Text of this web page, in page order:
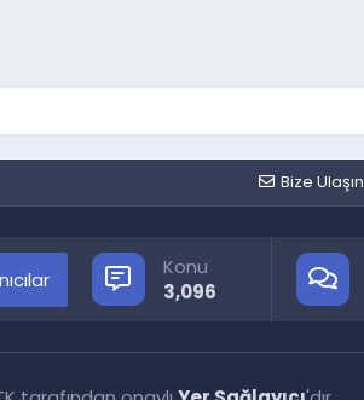
Bize Ulaşın
Konu
3,096